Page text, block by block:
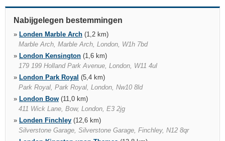
Nabijgelegen bestemmingen
» Londen Marble Arch (1,2 km)
Marble Arch, Marble Arch, London, W1h 7bd
» London Kensington (1,6 km)
179 199 Holland Park Avenue, London, W11 4ul
» London Park Royal (5,4 km)
Park Royal, Park Royal, London, Nw10 8ld
» London Bow (11,0 km)
411 Wick Lane, Bow, London, E3 2jg
» Londen Finchley (12,6 km)
Silverstone Garage, Silverstone Garage, Finchley, N12 8qr